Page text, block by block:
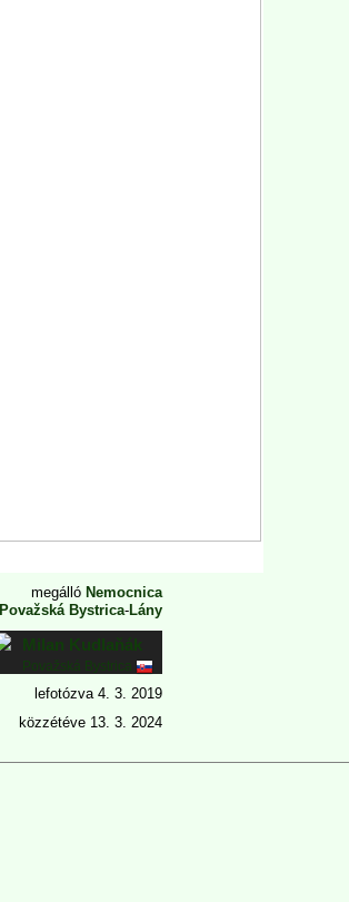
megálló Nemocnica
Považská Bystrica-Lány
Milan Kudlaňák
Považská Bystrica
lefotózva4. 3. 2019
közzétéve 13. 3. 2024